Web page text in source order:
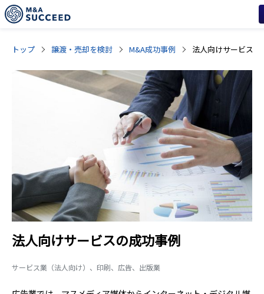
トップ 譲渡・売却を検討 M&A成功事例 法人向けサービス
法人向けサービスの成功事例
サービス業（法人向け）、印刷、広告、出版業